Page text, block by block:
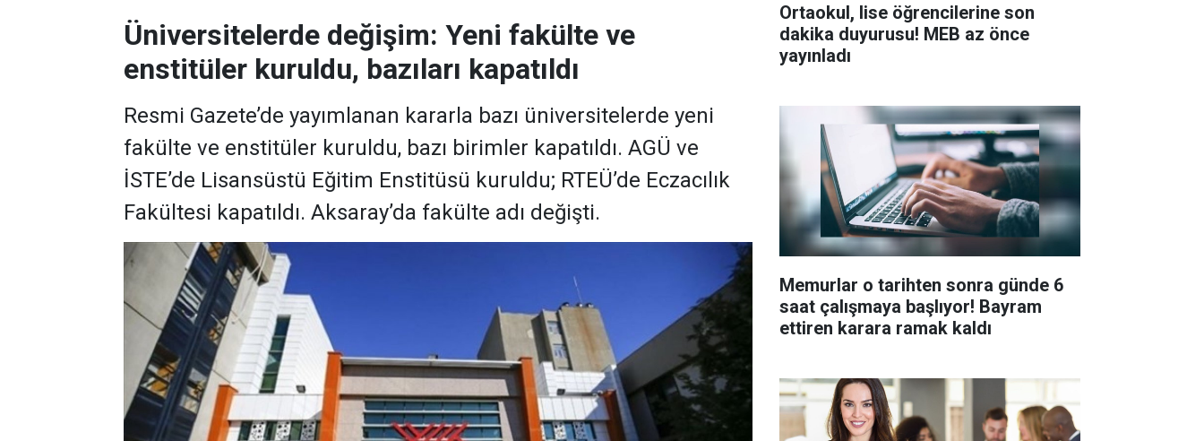
Üniversitelerde değişim: Yeni fakülte ve
enstitüler kuruldu, bazıları kapatıldı
Resmi Gazete’de yayımlanan kararla bazı üniversitelerde yeni
fakülte ve enstitüler kuruldu, bazı birimler kapatıldı. AGÜ ve
İSTE’de Lisansüstü Eğitim Enstitüsü kuruldu; RTEÜ’de Eczacılık
Fakültesi kapatıldı. Aksaray’da fakülte adı değişti.
Ortaokul, lise öğrencilerine son
dakika duyurusu! MEB az önce
yayınladı
Memurlar o tarihten sonra günde 6
saat çalışmaya başlıyor! Bayram
ettiren karara ramak kaldı